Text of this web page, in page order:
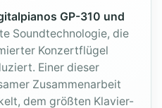
GP-310 und
Soundtechnologie, die
Konzertflügel
Einer dieser
Zusammenarbeit
dem größten Klavier-